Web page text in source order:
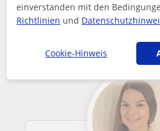
Andere Mathe-
Mur die dich
einverstanden mit den
Richtlinien und
Cookie-Hinweis